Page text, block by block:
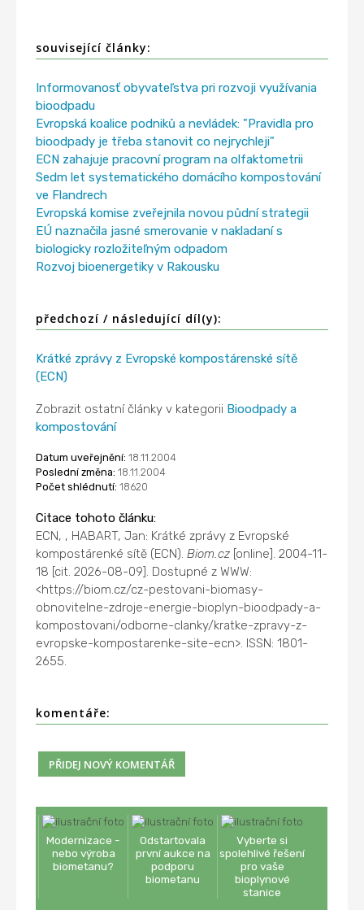
související články:
Informovanosť obyvateľstva pri rozvoji využívania
bioodpadu
Evropská koalice podniků a nevládek: "Pravidla pro
bioodpady je třeba stanovit co nejrychleji"
ECN zahajuje pracovní program na olfaktometrii
Sedm let systematického domácího kompostování
ve Flandrech
Evropská komise zveřejnila novou půdní strategii
EÚ naznačila jasné smerovanie v nakladaní s
biologicky rozložiteľným odpadom
Rozvoj bioenergetiky v Rakousku
předchozí / následující díl(y):
Krátké zprávy z Evropské kompostárenské sítě
(ECN)
Zobrazit ostatní články v kategorii Bioodpady a
kompostování
Datum uveřejnění: 18.11.2004
Poslední změna: 18.11.2004
Počet shlédnutí: 18620
Citace tohoto článku:
ECN, , HABART, Jan: Krátké zprávy z Evropské
kompostárenké sítě (ECN).Biom.cz [online]. 2004-11-
18 [cit. 2026-08-09]. Dostupné z WWW:
<https://biom.cz/cz-pestovani-biomasy-
obnovitelne-zdroje-energie-bioplyn-bioodpady-a-
kompostovani/odborne-clanky/kratke-zpravy-z-
evropske-kompostarenke-site-ecn>. ISSN: 1801-
2655.
komentáře:
Modernizace -
nebo výroba
biometanu?
Odstartovala
první aukce na
podporu
biometanu
Vyberte si
spolehlivé řešení
pro vaše
bioplynové
stanice